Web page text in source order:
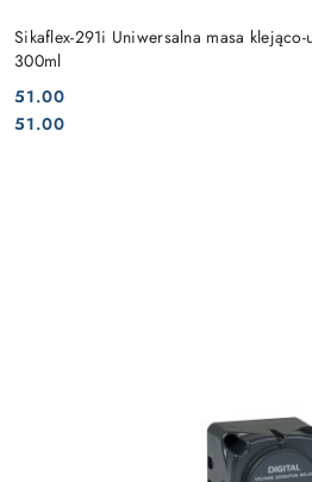
Sikaflex-291i Uniwersalna masa klejąco-
300ml
Cena:
51.00
Cena:
51.00